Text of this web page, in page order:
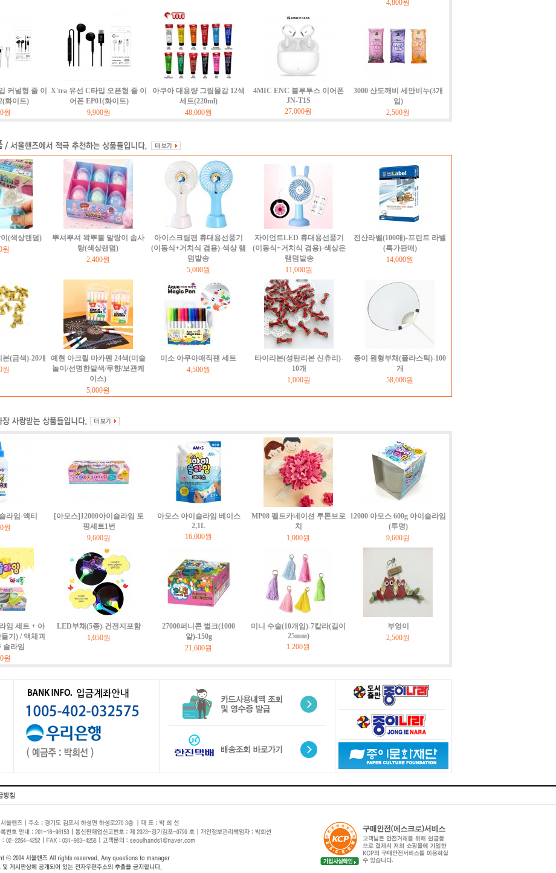
4,800원
커널형 줄 이
화이트)
원
X'tra 유선 C타입 오픈형 줄 이
어폰 EP01(화이트)
9,900원
아쿠아 대용량 그림물감 12색
세트(220ml)
48,000원
4MIC ENC 블루투스 이어폰
JN-T1S
27,000원
3000 산도깨비 세안비누(3개
입)
2,500원
(색상랜덤)
원
뿌셔뿌셔 왁뿌볼 말랑이 솜사
탕(색상랜덤)
2,400원
아이스크림팬 휴대용선풍기
(이동식+거치식 겸용)-색상 램
덤발송
5,000원
자이언트LED 휴대용선풍기
(이동식+거치식 겸용)-색상은
램덤발송
11,000원
전산라벨(100매)-프린트 라벨
(특가판매)
14,000원
(금색)-20개
원
예현 아크릴 마카펜 24색(미술
놀이/선명한발색/무향/보관케
이스)
5,000원
미소 아쿠아매직팬 세트
4,500원
타이리본(성탄리본 신츄리)-
10개
1,000원
종이 원형부채(플라스틱)-100
개
58,000원
라임-액티
원
[아모스]12000아이슬라임 토
핑세트1번
9,600원
아모스 아이슬라임 베이스
2,1L
16,000원
MP08 펠트카네이션 투톤브로
치
1,000원
12000 아모스 600g 아이슬라임
(투명)
9,600원
임 세트 + 아
기) / 액체괴
슬라임
원
LED부채(5종)-건전지포함
1,050원
27000퍼니콘 벌크(1000
알)-150g
21,600원
미니 수술(10개입)-7칼라(길이
25mm)
1,200원
부엉이
2,500원